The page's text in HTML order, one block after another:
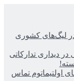
در لیگ‌های کشوری
دیداری تدارکاتی
اولتیماتوم تماس